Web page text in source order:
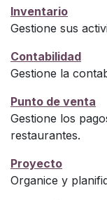
Inventario
Gestione sus
Contabilidad
Gestione la
Punto de venta
Gestione los
restaurantes.
Proyecto
Organice y